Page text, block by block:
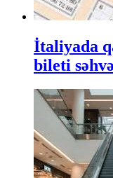
İtaliyada
bileti